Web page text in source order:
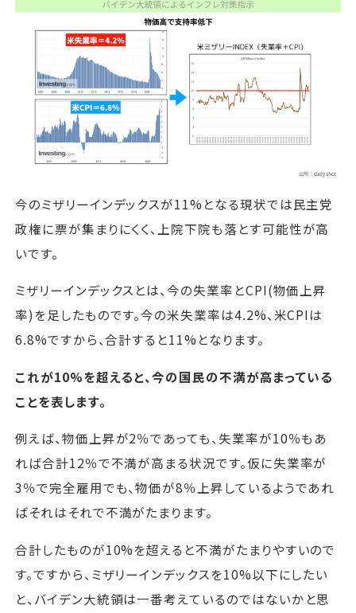
今のミザリーインデックスが11%となる現状では民主党
政権に票が集まりにくく、上院下院も落とす可能性が高
いです。
ミザリーインデックスとは、今の失業率とCPI(物価上昇
率)を足したものです。今の米失業率は4.2%、米CPIは
6.8%ですから、合計すると11%となります。
これが10%を超えると、今の国民の不満が高まっている
ことを表します。
例えば、物価上昇が2％であっても、失業率が10％もあ
れば合計12％で不満が高まる状況です。仮に失業率が
3％で完全雇用でも、物価が8％上昇しているようであれ
ばそれはそれで不満がたまります。
合計したものが10%を超えると不満がたまりやすいので
す。ですから、ミザリーインデックスを10%以下にしたい
と、バイデン大統領は一番考えているのではないかと思